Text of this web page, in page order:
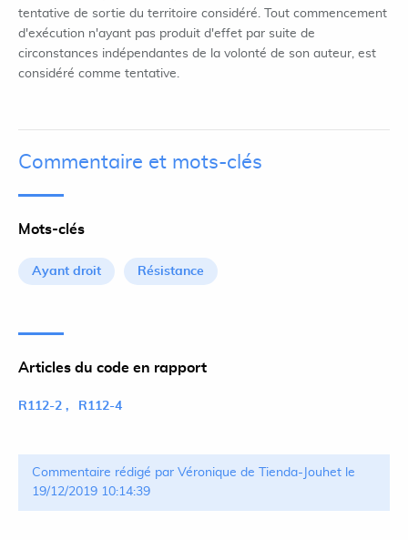
tentative de sortie du territoire considéré. Tout commencement
d'exécution n'ayant pas produit d'effet par suite de
circonstances indépendantes de la volonté de son auteur, est
considéré comme tentative.
Commentaire et mots-clés
Mots-clés
Ayant droit Résistance
Articles du code en rapport
R112-2 R112-4
Commentaire rédigé par Véronique de Tienda-Jouhet le
19/12/2019 10:14:39